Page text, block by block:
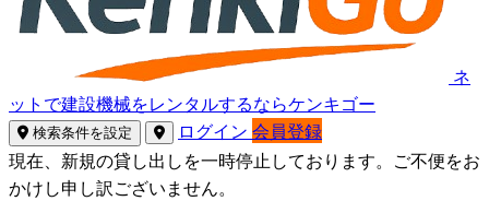
ネ
ットで建設機械をレンタルするならケンキゴー
検索条件を設定 ログイン 会員登録
現在、新規の貸し出しを一時停止しております。ご不便をお
かけし申し訳ございません。